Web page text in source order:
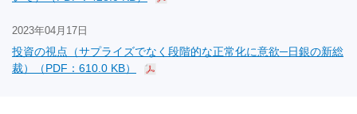
2023年04月17日
投資の視点（サプライズでなく段階的な正常化に意欲─日銀の新総
裁）（PDF：610.0 KB）